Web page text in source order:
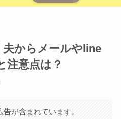
からメールやline
注意点は？
が含まれています。